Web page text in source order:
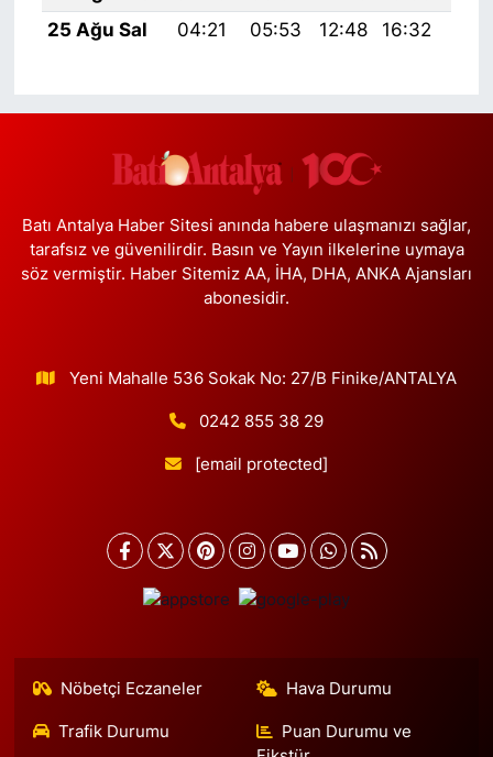
25 Ağu Sal
04:21 05:53 12:48 16:32
Batı Antalya Haber Sitesi anında habere ulaşmanızı sağlar,
tarafsız ve güvenilirdir. Basın ve Yayın ilkelerine uymaya
söz vermiştir. Haber Sitemiz AA, İHA, DHA, ANKA Ajansları
abonesidir.
Yeni Mahalle 536 Sokak No: 27/B Finike/ANTALYA
0242 855 38 29
[email protected]
Nöbetçi Eczaneler Hava Durumu
Trafik Durumu
Puan Durumu ve